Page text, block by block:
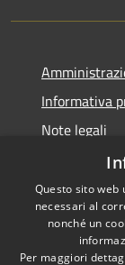
Informativa
Note legali
RSS
Questo sito web
necessari al
nonché un
Per maggiori